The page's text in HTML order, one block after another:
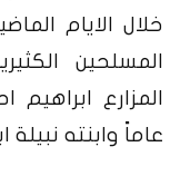
خلال الايام
المسلحين
عاماً وابنته نبيلة